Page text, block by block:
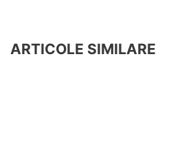
ARTICOLE SIMILARE